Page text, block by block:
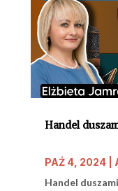
Handel
PAŹ 4, 2024|
Handel